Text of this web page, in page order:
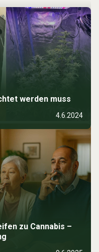
werden muss
4.6.2024
zu Cannabis –